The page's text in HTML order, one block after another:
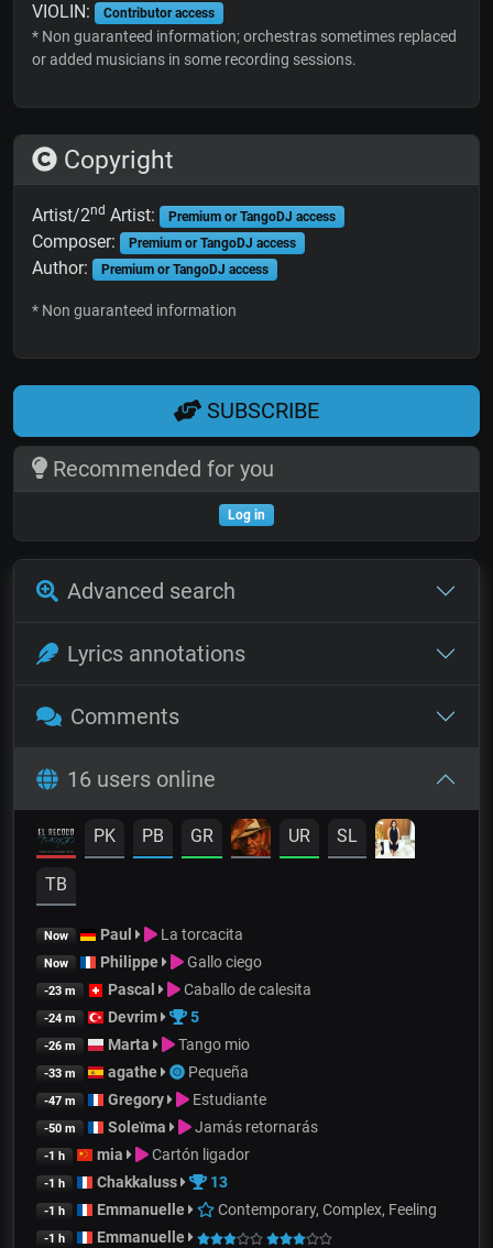
VIOLIN: Contributor access
* Non guaranteed information; orchestras sometimes replaced
or added musicians in some recording sessions.
Copyright
Artist/2nd Artist: Premium or TangoDJ access
Composer: Premium or TangoDJ access
Author: Premium or TangoDJ access
* Non guaranteed information
SUBSCRIBE
Recommended for you
Log in
Advanced search
Lyrics annotations
Comments
16 users online
PK PB GR UR SL
TB
Now Paul La torcacita
Now Philippe Gallo ciego
-23 m Pascal Caballo de calesita
-24 m Devrim 5
-26 m Marta Tango mio
-33 m agathe Pequeña
-47 m Gregory Estudiante
-50 m Soleïma Jamás retornarás
-1 h mia Cartón ligador
-1 h Chakkaluss 13
-1 h Emmanuelle Contemporary, Complex, Feeling
-1 h Emmanuelle